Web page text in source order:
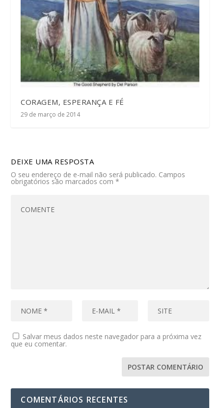
CORAGEM, ESPERANÇA E FÉ
29 de março de 2014
DEIXE UMA RESPOSTA
O seu endereço de e-mail não será publicado. Campos
obrigatórios são marcados com*
Salvar meus dados neste navegador para a próxima vez
que eu comentar.
COMENTÁRIOS RECENTES